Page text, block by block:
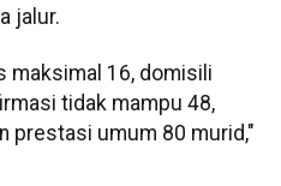
jalur.
maksimal 16, domisili
tidak mampu 48,
prestasi umum 80 murid,"